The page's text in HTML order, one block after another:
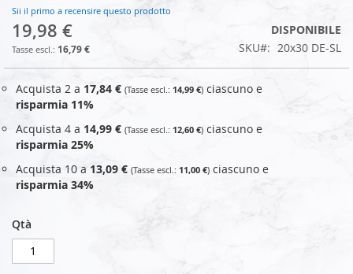
galleria
di
immagini
Sii il primo a recensire questo prodotto
19,98 €
16,79 €
DISPONIBILE
SKU
20x30 DE-SL
Acquista 2 a 17,84 € 14,99 € ciascuno e
risparmia 11%
Acquista 4 a 14,99 € 12,60 € ciascuno e
risparmia 25%
Acquista 10 a 13,09 € 11,00 € ciascuno e
risparmia 34%
Qtà